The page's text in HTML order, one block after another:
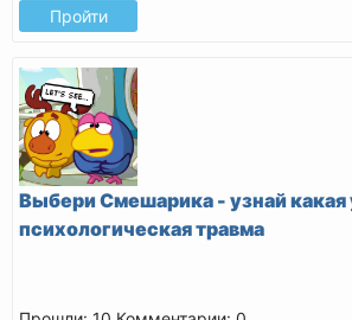
Пройти
Выбери Смешарика - узнай какая
психологическая травма